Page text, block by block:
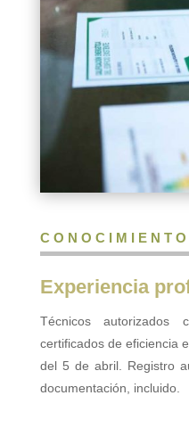
Experiencia
Técnicos autorizados
certificados de eficiencia
del 5 de abril. Registro
documentación, incluido.